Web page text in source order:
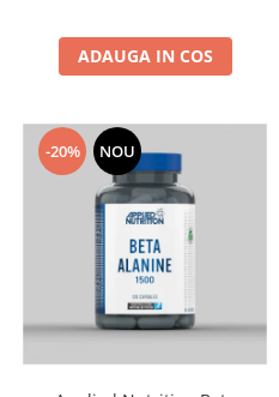
ADAUGA IN COS
-20% NOU